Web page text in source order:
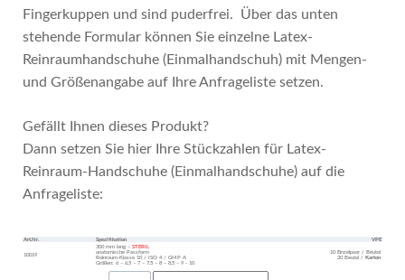
Fingerkuppen und sind puderfrei. Über das unten
stehende Formular können Sie einzelne Latex-
Reinraumhandschuhe (Einmalhandschuh) mit Mengen-
und Größenangabe auf Ihre Anfrageliste setzen.
Gefällt Ihnen dieses Produkt?
Dann setzen Sie hier Ihre Stückzahlen für Latex-
Reinraum-Handschuhe (Einmalhandschuhe) auf die
Anfrageliste:
Art.Nr. Spezifikation VPE
10019
300 mm lang –STERIL
anatomische Passform
Reinraum-Klasse 10 / ISO 4 / GMP A
Größen: 6 – 6,5 – 7 – 7,5 – 8 – 8,5 – 9 - 10
10 Einzelpaar / Beutel
20 Beutel /Karton